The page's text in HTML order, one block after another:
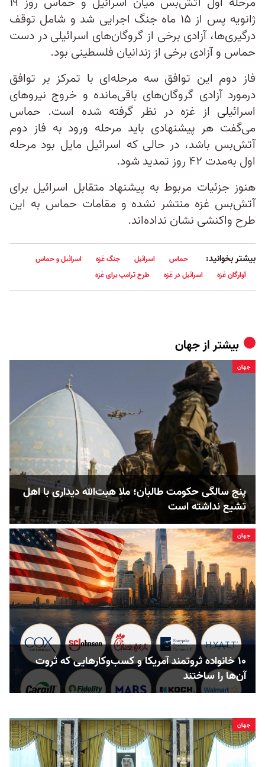
ژانویه پس از ۱۵ ماه جنگ اجرایی شد و شامل توقف
درگیری‌ها، آزادی برخی از گروگان‌های اسرائیلی در دست
حماس و آزادی برخی از زندانیان فلسطینی بود.
فاز دوم این توافق سه مرحله‌ای با تمرکز بر توافق
درمورد آزادی گروگان‌های باقی‌مانده و خروج نیروهای
اسرائیلی از غزه در نظر گرفته شده است. حماس
می‌گفت هر پیشنهادی باید مرحله ورود به فاز دوم
آتش‌بس باشد، در حالی که اسرائیل مایل بود مرحله
اول به‌مدت ۴۲ روز تمدید شود.
هنوز جزئیات مربوط به پیشنهاد متقابل اسرائيل برای
آتش‌بس غزه منتشر نشده و مقامات حماس به این
طرح واکنشی نشان نداده‌اند.
بیشتر بخوانید: حماس اسرائیل جنگ غزه
اسرائیل و حماس
آوارگان غزه
اسرائيل در غزه طرح ترامپ برای غزه
بیشتر ازجهان
جهان
پنج‌ سالگی حکومت طالبان؛ ملا هبت‌الله دیداری با اهل
تشیع نداشته است
جهان
۱۰ خانواده ثروتمند آمریکا و کسب‌وکارهایی که ثروت
آن‌ها را ساختند
جهان